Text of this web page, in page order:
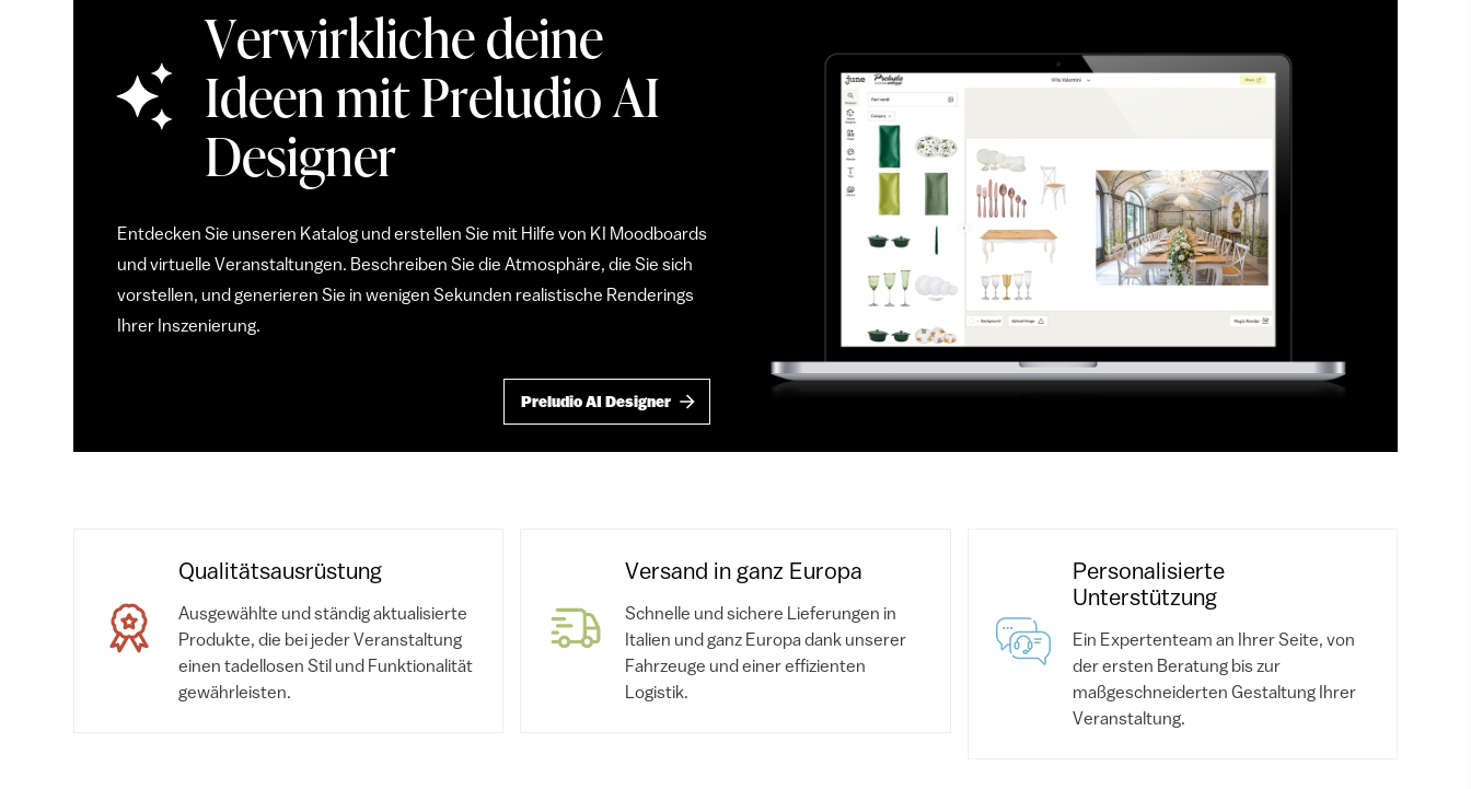
Verwirkliche deine
Ideen mit Preludio AI
Designer
Entdecken Sie unseren Katalog und erstellen Sie mit Hilfe von KI Moodboards
und virtuelle Veranstaltungen. Beschreiben Sie die Atmosphäre, die Sie sich
vorstellen, und generieren Sie in wenigen Sekunden realistische Renderings
Ihrer Inszenierung.
Preludio AI Designer
Qualitätsausrüstung
Ausgewählte und ständig aktualisierte
Produkte, die bei jeder Veranstaltung
einen tadellosen Stil und Funktionalität
gewährleisten.
Versand in ganz Europa
Schnelle und sichere Lieferungen in
Italien und ganz Europa dank unserer
Fahrzeuge und einer effizienten
Logistik.
Personalisierte
Unterstützung
Ein Expertenteam an Ihrer Seite, von
der ersten Beratung bis zur
maßgeschneiderten Gestaltung Ihrer
Veranstaltung.